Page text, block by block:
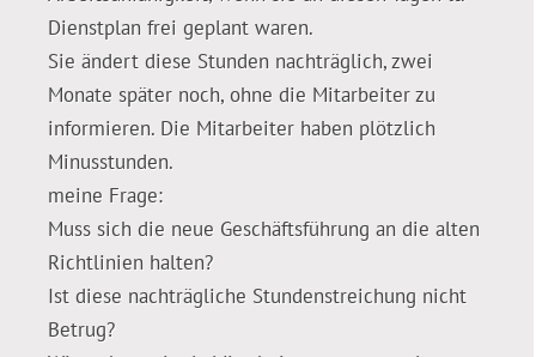
Dienstplan frei geplant waren.
Sie ändert diese Stunden nachträglich, zwei
Monate später noch, ohne die Mitarbeiter zu
informieren. Die Mitarbeiter haben plötzlich
Minusstunden.
meine Frage:
Muss sich die neue Geschäftsführung an die alten
Richtlinien halten?
Ist diese nachträgliche Stundenstreichung nicht
Betrug?